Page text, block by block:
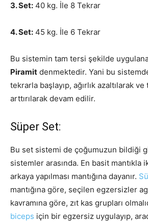
3. Set: 40 kg. İle 8 Tekrar
4. Set: 45 kg. İle 6 Tekrar
Bu sistemin tam tersi şekilde
Piramit denmektedir. Yani bu
tekrarla başlayıp, ağırlık azaltılarak ve
arttırılarak devam edilir.
Süper Set:
Bu set sistemi de çoğumuzun bildiği
sistemler arasında. En basit mantıkla
arkaya yapılması mantığına dayanır.
mantığına göre, seçilen egzersizler
kavramına göre, zıt kas grupları
biceps için bir egzersiz uygulayıp,